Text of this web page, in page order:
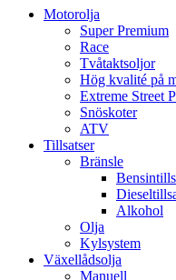
Motorolja
Super Premium
Race
Tvåtaktsoljor
Hög kvalité på
Extreme Street
Snöskoter
ATV
Tillsatser
Bränsle
Alkohol
Olja
Kylsystem
Växellådsolja
Manuell